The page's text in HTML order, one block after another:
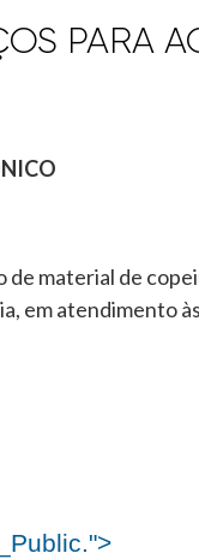
PARA
material de
em atendimento